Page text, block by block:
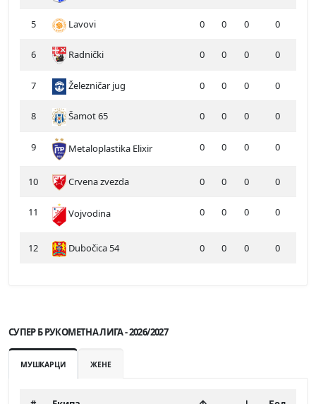
5 Lavovi 0 0 0 0
6 Radnički 0 0 0 0
7 Železničar jug 0 0 0 0
8 Šamot 65 0 0 0 0
9 Metaloplastika Elixir 0 0 0 0
10 Crvena zvezda 0 0 0 0
11 Vojvodina 0 0 0 0
12 Dubočica 54 0 0 0 0
СУПЕР Б РУКОМЕТНА ЛИГА - 2026/2027
МУШКАРЦИ ЖЕНЕ